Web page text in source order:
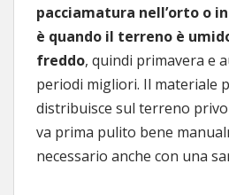
pacciamatura nell’orto o
è quando il terreno è
freddo, quindi primavera e
periodi migliori. Il materiale
distribuisce sul terreno
va prima pulito bene
necessario anche con una